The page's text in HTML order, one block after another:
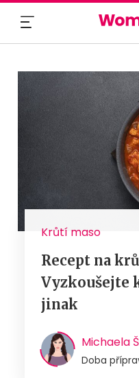
Krůtí maso
Recept na
Vyzkoušejte
jinak
Michaela
Doba